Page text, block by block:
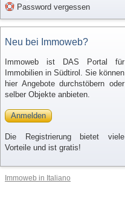
Password vergessen
Neu bei Immoweb?
Immoweb ist DAS Portal für
Immobilien in Südtirol. Sie können
hier Angebote durchstöbern oder
selber Objekte anbieten.
Anmelden
Die Registrierung bietet viele
Vorteile und ist gratis!
Immoweb in Italiano